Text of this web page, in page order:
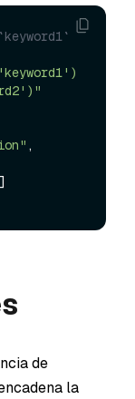
'keyword1')
]
de
la